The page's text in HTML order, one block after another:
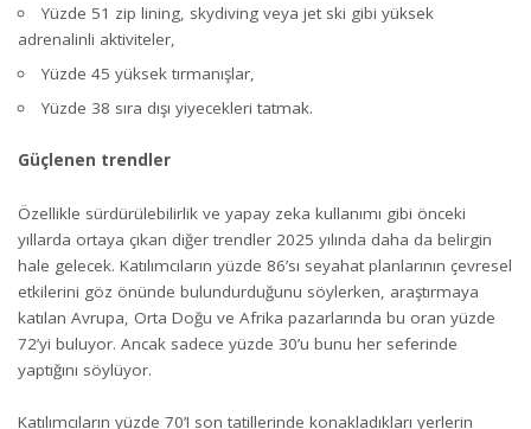
Yüzde 51 zip lining, skydiving veya jet ski gibi yüksek
adrenalinli aktiviteler,
Yüzde 45 yüksek tırmanışlar,
Yüzde 38 sıra dışı yiyecekleri tatmak.
Güçlenen trendler
Özellikle sürdürülebilirlik ve yapay zeka kullanımı gibi önceki
yıllarda ortaya çıkan diğer trendler 2025 yılında daha da belirgin
hale gelecek. Katılımcıların yüzde 86’sı seyahat planlarının çevresel
etkilerini göz önünde bulundurduğunu söylerken, araştırmaya
katılan Avrupa, Orta Doğu ve Afrika pazarlarında bu oran yüzde
72’yi buluyor. Ancak sadece yüzde 30’u bunu her seferinde
yaptığını söylüyor.
Katılımcıların yüzde 70’I son tatillerinde konakladıkları yerlerin